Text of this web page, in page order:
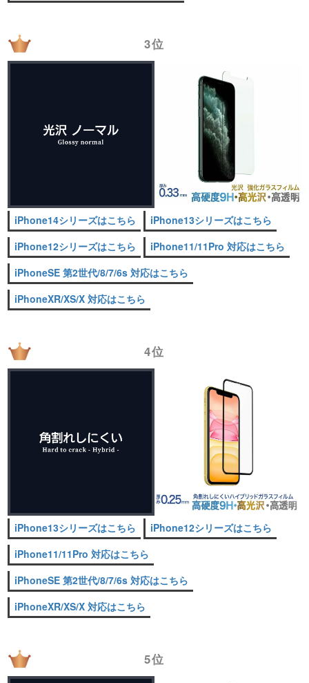
3位
iPhone14シリーズはこちら
iPhone13シリーズはこちら
iPhone12シリーズはこちら
iPhone11/11Pro 対応はこちら
iPhoneSE 第2世代/8/7/6s 対応はこちら
iPhoneXR/XS/X 対応はこちら
4位
iPhone13シリーズはこちら
iPhone12シリーズはこちら
iPhone11/11Pro 対応はこちら
iPhoneSE 第2世代/8/7/6s 対応はこちら
iPhoneXR/XS/X 対応はこちら
5位